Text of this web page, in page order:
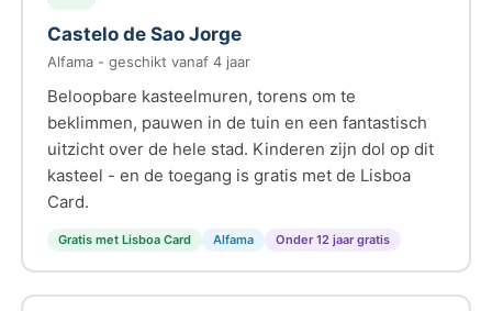
Castelo de Sao Jorge
Alfama - geschikt vanaf 4 jaar
Beloopbare kasteelmuren, torens om te
beklimmen, pauwen in de tuin en een fantastisch
uitzicht over de hele stad. Kinderen zijn dol op dit
kasteel - en de toegang is gratis met de Lisboa
Card.
Gratis met Lisboa Card Alfama Onder 12 jaar gratis